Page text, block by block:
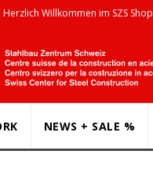
Herzlich Willkommen im SZS Shop
NEWS + SALE %